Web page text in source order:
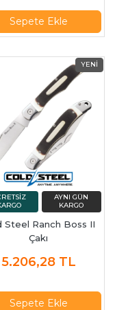
Sepete Ekle
Steel Ranch Boss II
Çakı
5.206,28 TL
Sepete Ekle